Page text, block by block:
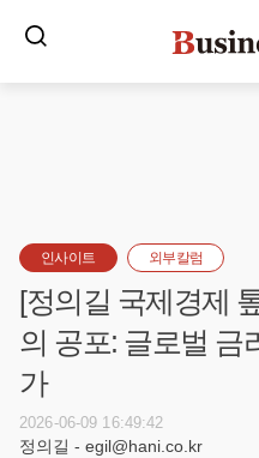
인사이트 외부칼럼
[정의길 국제경제
의 공포: 글로벌 금
가
2026-06-09 16:49:42
정의길 - egil@hani.co.kr